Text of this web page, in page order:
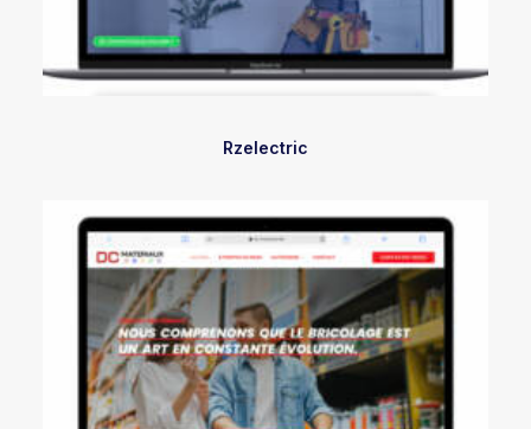
Rzelectric